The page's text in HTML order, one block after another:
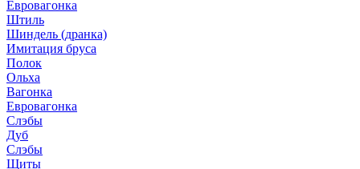
Евровагонка
Штиль
Шиндель (дранка)
Имитация бруса
Полок
Ольха
Вагонка
Евровагонка
Слэбы
Дуб
Слэбы
Щиты